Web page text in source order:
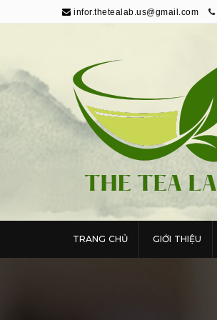
infor.thetealab.us@gmail.com
The Tea Lab
Trang Thông Tin Về Trà
TRANG CHỦ GIỚI THIỆU